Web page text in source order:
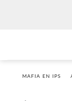
MAFIA EN IPS